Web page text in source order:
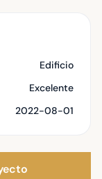
Edificio
Excelente
2022-08-01